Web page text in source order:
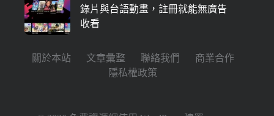
錄片與台語動畫，註冊就能無廣告
收看
關於本站 文章彙整 聯絡我們
商業合作
隱私權政策